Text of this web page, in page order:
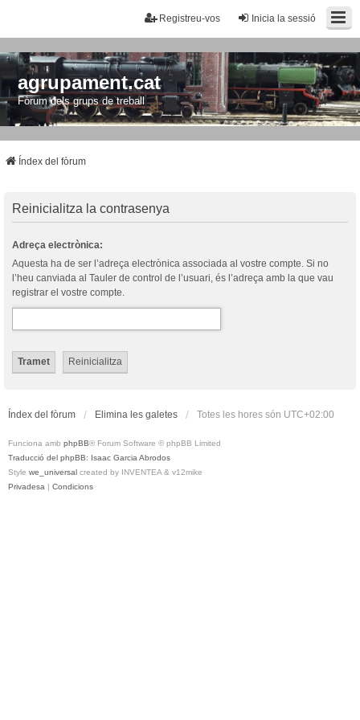
Inicia la sessió
Registreu-vos
agrupament.cat
Fòrum dels grups de treball
Índex del fòrum
Reinicialitza la contrasenya
Adreça electrònica:
Aquesta ha de ser l’adreça electrònica associada al vostre compte. Si no
l’heu canviada al Tauler de control de l’usuari, és l’adreça amb la que vau
registrar el vostre compte.
Índex del fòrum Elimina les galetes Totes les hores són UTC+02:00
Funciona amb phpBB® Forum Software © phpBB Limited
Traducció del phpBB: Isaac Garcia Abrodos
Style we_universal created by INVENTEA & v12mike
Privadesa | Condicions